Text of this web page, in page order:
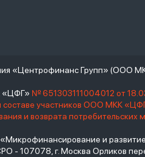
«Центрофинанс Групп» (ООО
«ЦФГ» № 651303111004012 от
составе участников ООО МКК
и возврата потребительских
и
- 107078, г. Москва Орликов